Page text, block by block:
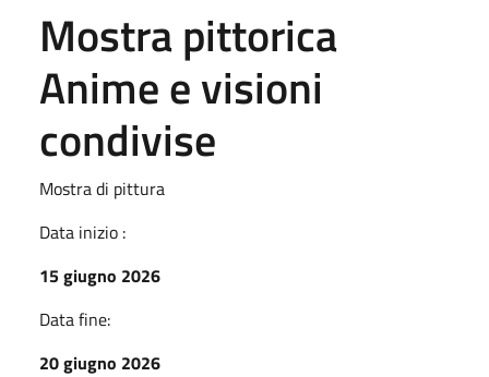
Mostra pittorica
Anime e visioni
condivise
Mostra di pittura
Data inizio :
15 giugno 2026
Data fine:
20 giugno 2026